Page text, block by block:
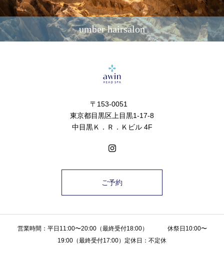
umber hairsalon
〒153-0051
東京都目黒区上目黒1-17-8
中目黒Ｋ．Ｒ．Ｋビル 4F
ご予約
営業時間：平日11:00〜20:00（最終受付18:00） 休祭日10:00〜
19:00（最終受付17:00）定休日：不定休